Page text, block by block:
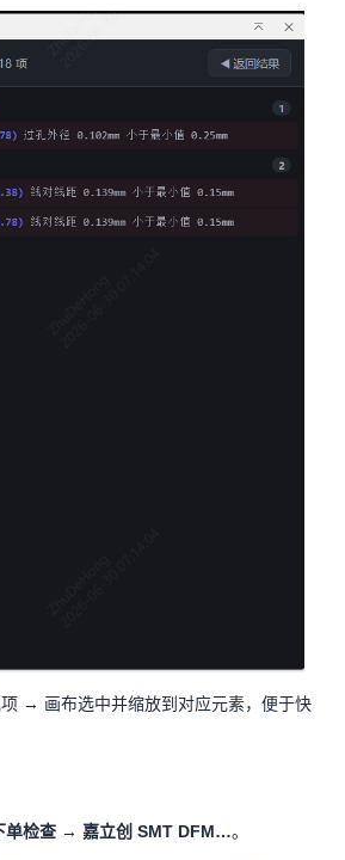
→ 画布选中并缩放到对应元素，便于快
单检查 → 嘉立创 SMT DFM…。